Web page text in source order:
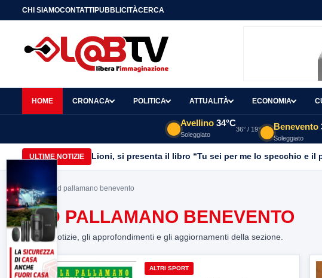
CHI SIAMOCONTATTIPUBBLICITÀCERCA
HOME CRONACA POLITICA ATTUALITÀ ECONOMIA
Avellino 34°C
Soleggiato
36° / 19° Benevento
Soleggiato
ULTIME NOTIZIE Lioni, si presenta il libro “Tu sei per me lo specchio e il
Home> asd pallamano benevento
ASD PALLAMANO BENEVENTO
Tutte le notizie, gli approfondimenti e gli aggiornamenti della sezione.
ALTRI SPORT